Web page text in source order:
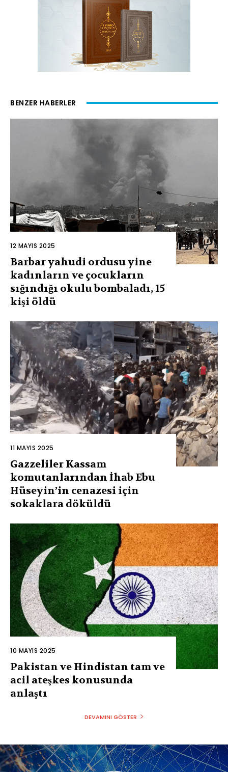
BENZER HABERLER
12 MAYIS 2025
Barbar yahudi ordusu yine
kadınların ve çocukların
sığındığı okulu bombaladı, 15
kişi öldü
11 MAYIS 2025
Gazzeliler Kassam
komutanlarından İhab Ebu
Hüseyin’in cenazesi için
sokaklara döküldü
10 MAYIS 2025
Pakistan ve Hindistan tam ve
acil ateşkes konusunda
anlaştı
DEVAMINI GÖSTER